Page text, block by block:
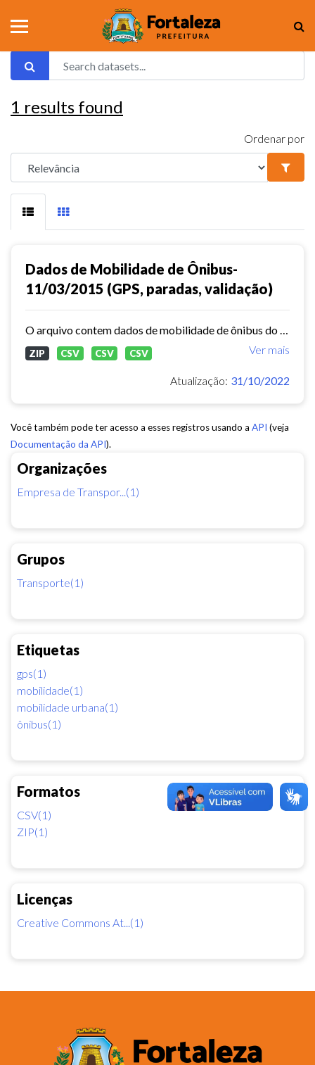
Organizações
Empresa de Transpor...(1)
Grupos
Transporte(1)
Etiquetas
gps(1)
mobilidade(1)
mobilidade urbana(1)
ônibus(1)
Formatos
CSV(1)
ZIP(1)
Licenças
Creative Commons At...(1)
1 results found
Ordenar por
Dados de Mobilidade de Ônibus-
11/03/2015 (GPS, paradas, validação)
Ver mais
ZIP CSV CSV CSV
Atualização: 31/10/2022
Você também pode ter acesso a esses registros usando a API (veja
Documentação da API).